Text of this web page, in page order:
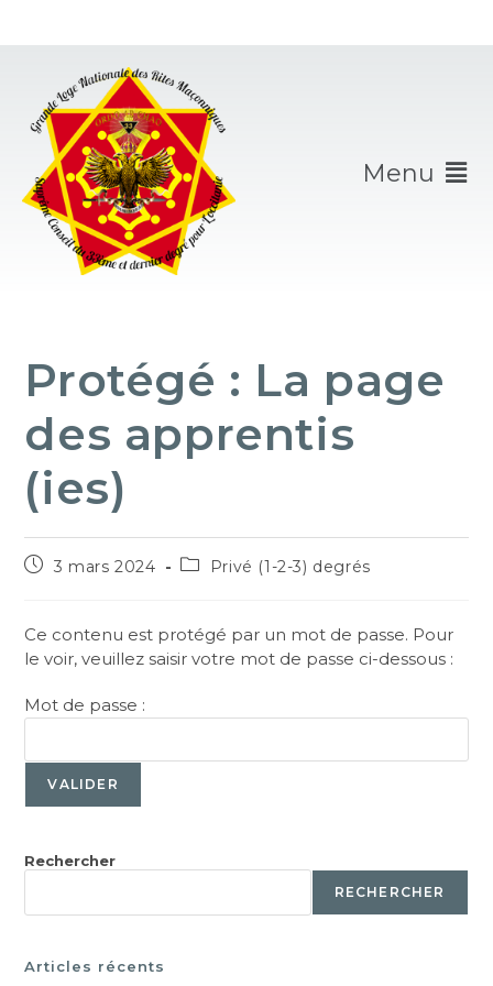
Menu
Protégé : La page
des apprentis
(ies)
3 mars 2024 Privé (1-2-3) degrés
Ce contenu est protégé par un mot de passe. Pour
le voir, veuillez saisir votre mot de passe ci-dessous :
Mot de passe :
Rechercher
RECHERCHER
Articles récents